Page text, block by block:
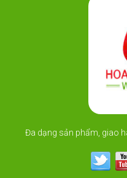
Đa dạng sản phẩm, giao